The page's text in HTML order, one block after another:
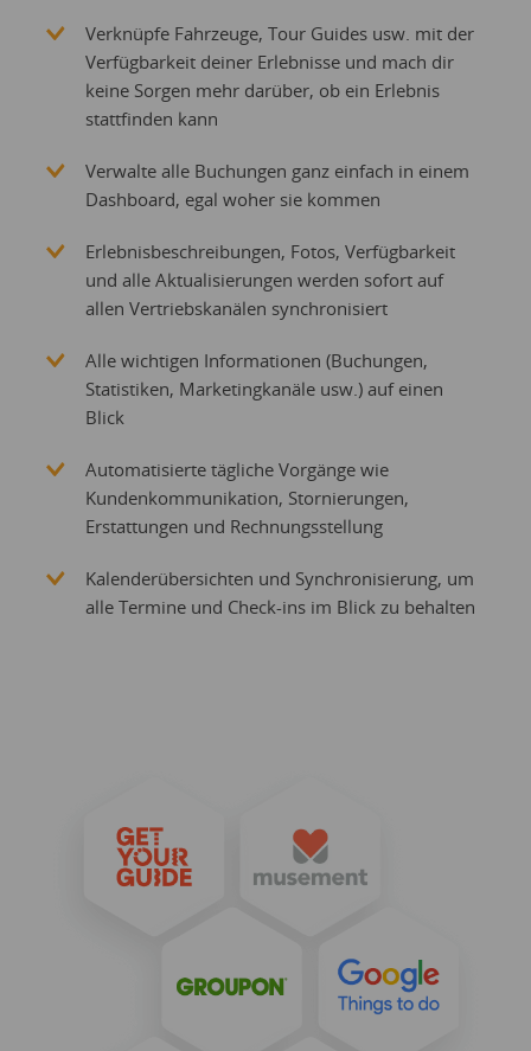
Verknüpfe Fahrzeuge, Tour Guides usw. mit der
Verfügbarkeit deiner Erlebnisse und mach dir
keine Sorgen mehr darüber, ob ein Erlebnis
stattfinden kann
Verwalte alle Buchungen ganz einfach in einem
Dashboard, egal woher sie kommen
Erlebnisbeschreibungen, Fotos, Verfügbarkeit
und alle Aktualisierungen werden sofort auf
allen Vertriebskanälen synchronisiert
Alle wichtigen Informationen (Buchungen,
Statistiken, Marketingkanäle usw.) auf einen
Blick
Automatisierte tägliche Vorgänge wie
Kundenkommunikation, Stornierungen,
Erstattungen und Rechnungsstellung
Kalenderübersichten und Synchronisierung, um
alle Termine und Check-ins im Blick zu behalten